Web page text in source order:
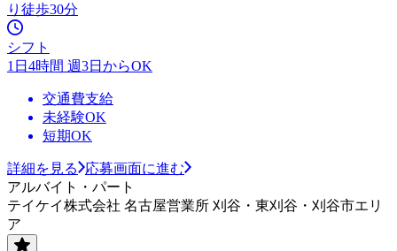
り徒歩30分
シフト
1日4時間 週3日からOK
交通費支給
未経験OK
短期OK
詳細を見る
応募画面に進む
アルバイト・パート
テイケイ株式会社 名古屋営業所 刈谷・東刈谷・刈谷市エリ
ア